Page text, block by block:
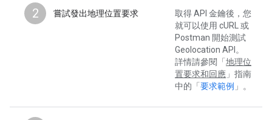
2 嘗試發出地理位置要求
取得 API 金鑰後，您
就可以使用 cURL 或
Postman 開始測試
Geolocation API。
詳情請參閱「 地理位
置要求和回應 」指南
中的「 要求範例 」。